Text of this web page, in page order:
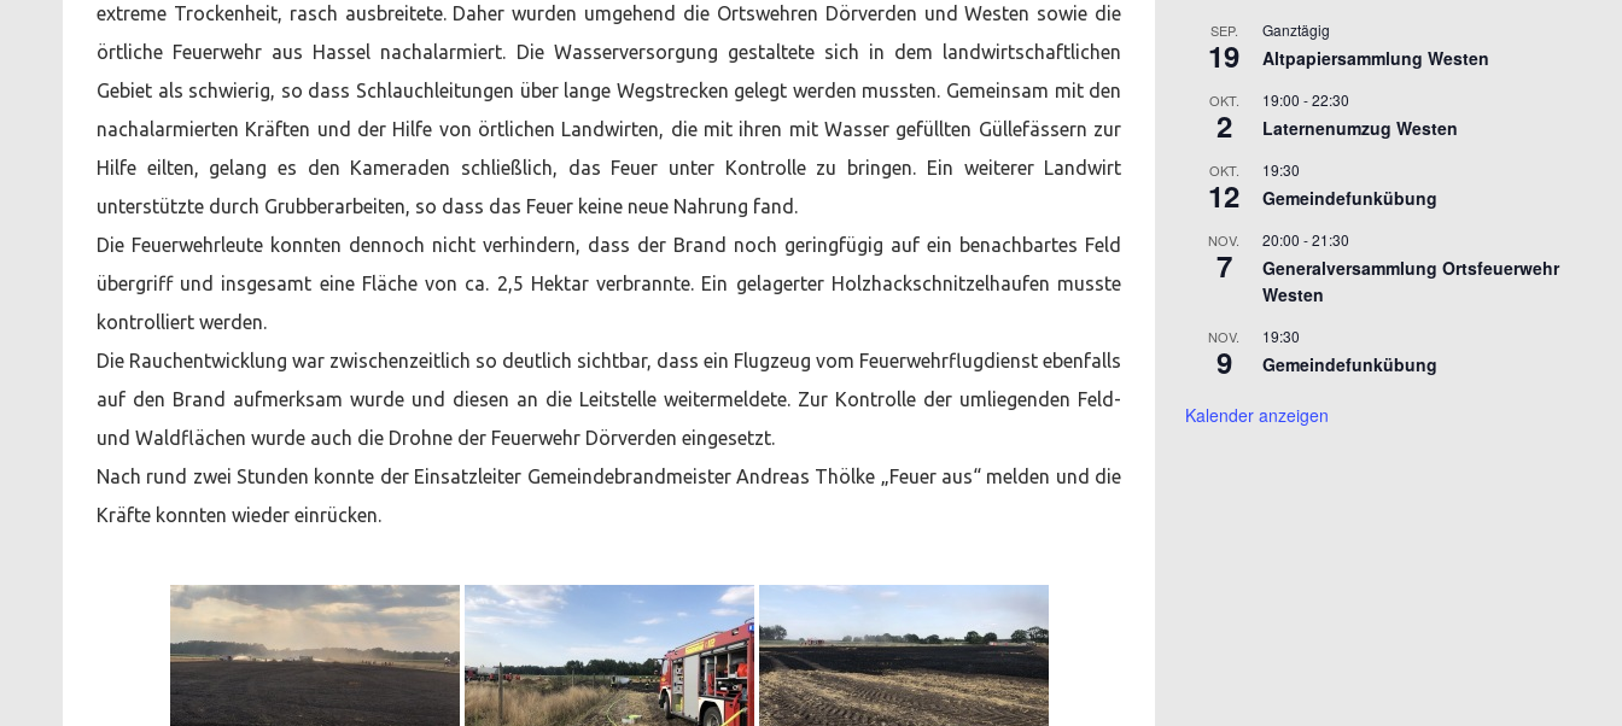
extreme Trockenheit, rasch ausbreitete. Daher wurden umgehend die Ortswehren Dörverden und Westen sowie die
örtliche Feuerwehr aus Hassel nachalarmiert. Die Wasserversorgung gestaltete sich in dem landwirtschaftlichen
Gebiet als schwierig, so dass Schlauchleitungen über lange Wegstrecken gelegt werden mussten. Gemeinsam mit den
nachalarmierten Kräften und der Hilfe von örtlichen Landwirten, die mit ihren mit Wasser gefüllten Güllefässern zur
Hilfe eilten, gelang es den Kameraden schließlich, das Feuer unter Kontrolle zu bringen. Ein weiterer Landwirt
unterstützte durch Grubberarbeiten, so dass das Feuer keine neue Nahrung fand.
Die Feuerwehrleute konnten dennoch nicht verhindern, dass der Brand noch geringfügig auf ein benachbartes Feld
übergriff und insgesamt eine Fläche von ca. 2,5 Hektar verbrannte. Ein gelagerter Holzhackschnitzelhaufen musste
kontrolliert werden.
Die Rauchentwicklung war zwischenzeitlich so deutlich sichtbar, dass ein Flugzeug vom Feuerwehrflugdienst ebenfalls
auf den Brand aufmerksam wurde und diesen an die Leitstelle weitermeldete. Zur Kontrolle der umliegenden Feld-
und Waldflächen wurde auch die Drohne der Feuerwehr Dörverden eingesetzt.
Nach rund zwei Stunden konnte der Einsatzleiter Gemeindebrandmeister Andreas Thölke „Feuer aus“ melden und die
Kräfte konnten wieder einrücken.
SEP.
19
Ganztägig
Altpapiersammlung Westen
OKT.
2
19:00 -22:30
Laternenumzug Westen
OKT.
12
19:30
Gemeindefunkübung
NOV.
7
20:00 -21:30
Generalversammlung Ortsfeuerwehr
Westen
NOV.
9
19:30
Gemeindefunkübung
Kalender anzeigen